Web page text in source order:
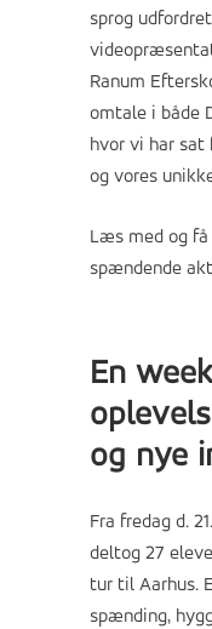
sprog
Ranum
omtale i både
hvor vi har sat
og vores
Læs med og
spændende
En
og nye
Fra fredag d.
deltog 27
tur til Aarhus.
spænding,